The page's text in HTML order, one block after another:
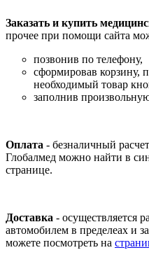
Заказать и купить
прочее при помощи сайта
позвонив по телефону,
сформировав корзину,
необходимый товар
заполнив
Оплата - безналичный
Глобалмед можно найти в
странице.
Доставка - осуществляется
автомобилем в пределеах
можете посмотреть на